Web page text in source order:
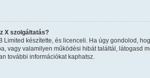
X szolgáltatás?
Limited készítette, és licenceli. Ha úgy gondolod,
vagy valamilyen működési hibát találtál, látogasd
további információkat kaphatsz.